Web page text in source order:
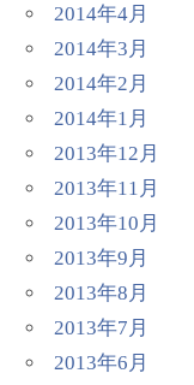
2014年4月
2014年3月
2014年2月
2014年1月
2013年12月
2013年11月
2013年10月
2013年9月
2013年8月
2013年7月
2013年6月